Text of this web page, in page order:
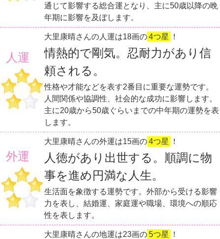
通じて影響する総合運となり、主に50歳以降の晩
年期に影響を及ぼします。
人運
大里康晴さんの人運は18画の4つ星 ！
情熱的で剛気。忍耐力があり信
頼される。
性格や才能などを表す2番目に重要な運勢です。
人間関係や協調性、社会的な成功に影響します。
主に20歳から50歳ぐらいまでの中年期の運勢を表
します。
外運
大里康晴さんの外運は15画の4つ星 ！
人徳があり出世する。順調に物
事を進め円満な人生。
生活面を象徴する運勢です。外部から受ける影響
力を表し、結婚運、家庭運や職場、環境への順応
性を表します。
大里康晴さんの地運は23画の5つ星 ！